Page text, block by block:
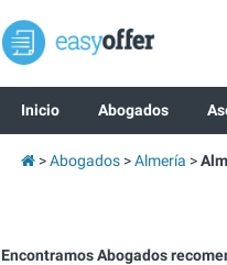
Inicio Abogados
Abogados Almería
Encontramos Abogados